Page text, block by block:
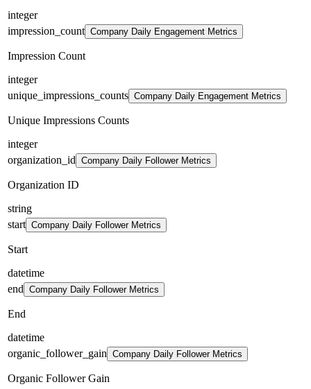
integer
impression_count Company Daily Engagement Metrics
Impression Count
integer
unique_impressions_counts Company Daily Engagement Metrics
Unique Impressions Counts
integer
organization_id Company Daily Follower Metrics
Organization ID
string
start Company Daily Follower Metrics
Start
datetime
end Company Daily Follower Metrics
End
datetime
organic_follower_gain Company Daily Follower Metrics
Organic Follower Gain